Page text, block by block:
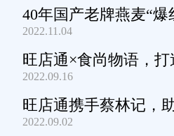
40年国产老牌燕麦“爆
化工具的支撑
2022.11.04
旺店通×食尚物语，
食王国”
2022.09.16
旺店通携手蔡林记，
面自由
2022.09.02